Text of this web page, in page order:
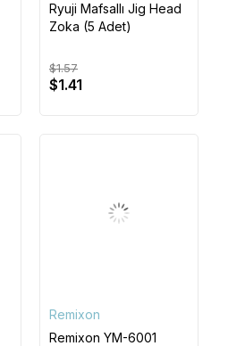
Ryuji Mafsallı Jig Head
Zoka (5 Adet)
$1.41
$1.57
Remixon
Remixon YM-6001